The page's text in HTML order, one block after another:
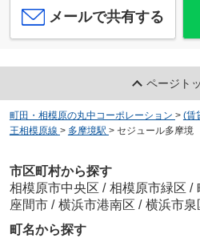
メールで共有する
ページト
町田・相模原の丸中コーポレーション > (賃
王相模原線 > 多摩境駅 > セジュール多摩境
市区町村から探す
相模原市中央区 / 相模原市緑区 /
座間市 / 横浜市港南区 / 横浜市泉
町名から探す